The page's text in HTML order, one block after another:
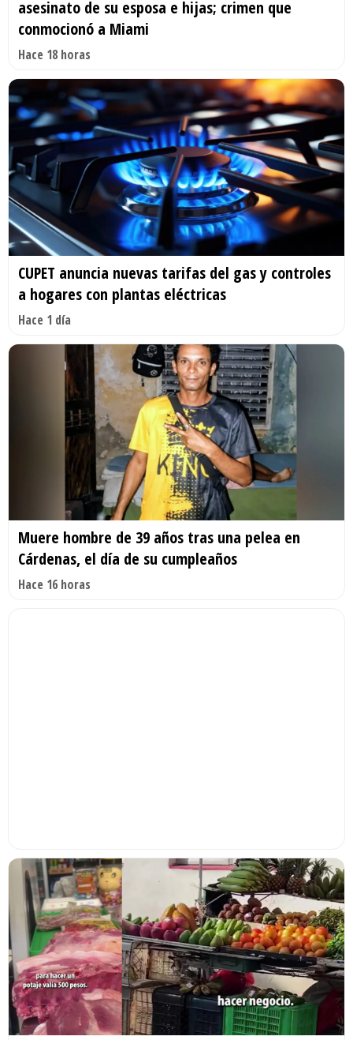
asesinato de su esposa e hijas; crimen que
conmocionó a Miami
Hace 18 horas
CUPET anuncia nuevas tarifas del gas y controles
a hogares con plantas eléctricas
Hace 1 día
Muere hombre de 39 años tras una pelea en
Cárdenas, el día de su cumpleaños
Hace 16 horas